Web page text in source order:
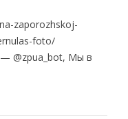
zaporozhskoj-
foto/
@zpua_bot, Мы в